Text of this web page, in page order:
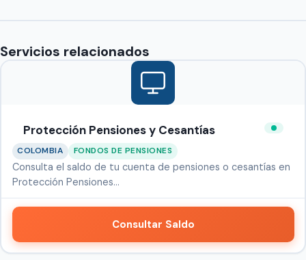
Servicios relacionados
Protección Pensiones y Cesantías
COLOMBIA FONDOS DE PENSIONES
Consulta el saldo de tu cuenta de pensiones o cesantías en
Protección Pensiones…
Consultar Saldo